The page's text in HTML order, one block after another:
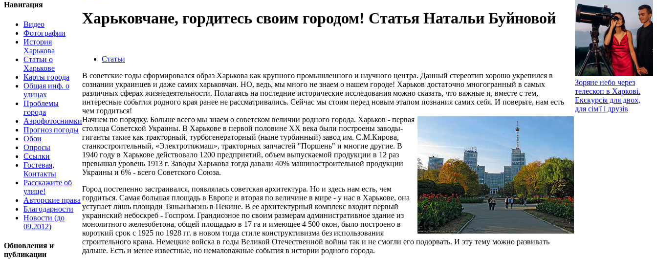
Навигация
Видео
Фотографии
История
Харькова
Статьи о
Харькове
Карты города
Общая инф. о
улицах
Проблемы
города
Аэрофотоснимки
Прогноз погоды
Обои
Опросы
Ссылки
Гостевая,
Контакты
Расскажите об
улице!
Авторские права
Благодарности
Новости (до
09.2012)
Обновления и
публикации
Харьковчане, гордитесь своим городом! Статья Натальи Буйновой
Статьи
В советские годы сформировался образ Харькова как крупного промышленного и научного центра. Данный стереотип хорошо укрепился в
сознании украинцев и даже самих харьковчан. НО, ведь, мы много не знаем о нашем городе! Харьков достаточно многогранный в самых
различных сферах жизнедеятельности. Полагаясь на последние исторические исследования можно сказать, что важные и, вместе с тем,
интересные события родного края ранее не рассматривались. Сейчас мы стоим перед новым этапом познания самих себя. И поверьте, нам есть
чем гордиться!
Начнем по порядку. Больше всего мы знаем о советском величии родного города. Харьков - первая
столица Советской Украины. В Харькове в первой половине ХХ века были построены заводы-
гиганты такие как тракторный, турбогенераторный (ныне турбинный) завод им. С.М.Кирова,
станкостроительный, «Электротяжмаш», тракторных запчастей "Поршень" и многие другие. В
1940 году в Харькове действовало 1200 предприятий, объем выпускаемой продукции в 12 раз
превышал уровень 1913 г. Заводы Харькова тогда давали 40% машиностроительной продукции
Украины и 6% - всего Советского Союза.
Город постепенно застраивался, появлялась советская архитектура. Но и здесь нам есть, чем
гордиться. Самая большая площадь в Европе и вторая по величине в мире - у нас в Харькове, она
уступает лишь площади Тяньаньмэнь в Пекине. В ее архитектурный комплекс входит первый
украинский небоскреб - Госпром. Грандиозное по своим размерам административное здание из
монолитного железобетона, общей площадью в 17 га и имеющее 4 500 окон, было построено в
короткий срок с 1925 по 1928 гг. в новом тогда стиле конструктивизма без использования
строительного крана. Немецкие войска в годы Великой Отечественной войны так и не смогли его подорвать. И эту тему можно развивать
дальше. Есть и менее известные, но немаловажные события в истории родного города.
Зоряне небо через
телескоп в Харкові.
Екскурсія для двох,
для сім'ї і друзів